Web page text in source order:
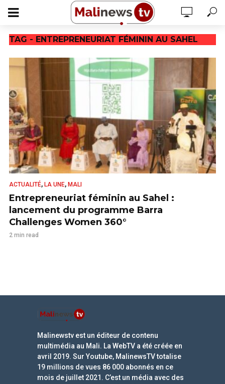
TAG - ENTREPRENEURIAT FÉMININ AU SAHEL
ACTUALITÉ, LA UNE, MALI
Entrepreneuriat féminin au Sahel :
lancement du programme Barra
Challenges Women 360°
2 min read
Malinewstv est un éditeur de contenu
multimédia au Mali. La WebTV a été créée en
avril 2019. Sur Youtube, MalinewsTV totalise
19 millions de vues 86 000 abonnés en ce
mois de juillet 2021. C’est un média avec des